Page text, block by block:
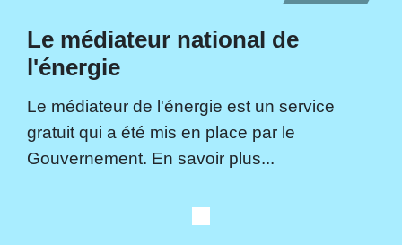
Le médiateur national de
l'énergie
Le médiateur de l'énergie est un service
gratuit qui a été mis en place par le
Gouvernement. En savoir plus...